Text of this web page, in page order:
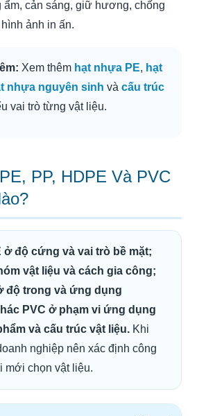
ẩm, cản sáng, giữ hương, chống
ảnh in ấn.
Xem thêm hạt nhựa PE, hạt
nhựa nguyên sinh và cấu trúc
vai trò từng vật liệu.
PP, HDPE Và PVC
ở độ cứng và vai trò bề mặt;
vật liệu và cách gia công;
độ trong và ứng dụng
PVC ở phạm vi ứng dụng
và cấu trúc vật liệu. Khi
nghiệp nên xác định công
mới chọn vật liệu.